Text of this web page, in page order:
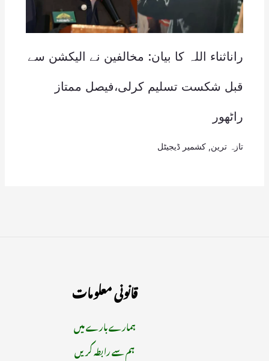
راناثناء اللہ کا بیان: مخالفین نے الیکشن سے
قبل شکست تسلیم کرلی،فیصل ممتاز
راٹھور
تازہ ترین کشمیر ڈیجیٹل
قانونی معلومات
ہمارے بارے میں
ہم سے رابطہ کریں